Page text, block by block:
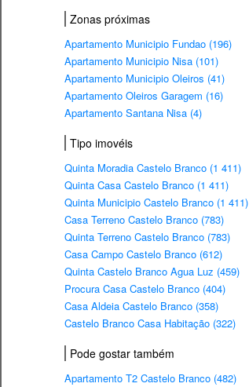
Zonas próximas
Apartamento Municipio Fundao (196)
Apartamento Municipio Nisa (101)
Apartamento Municipio Oleiros (41)
Apartamento Oleiros Garagem (16)
Apartamento Santana Nisa (4)
Tipo imovéis
Quinta Moradia Castelo Branco (1 411)
Quinta Casa Castelo Branco (1 411)
Quinta Municipio Castelo Branco (1 411)
Casa Terreno Castelo Branco (783)
Quinta Terreno Castelo Branco (783)
Casa Campo Castelo Branco (612)
Quinta Castelo Branco Agua Luz (459)
Procura Casa Castelo Branco (404)
Casa Aldeia Castelo Branco (358)
Castelo Branco Casa Habitação (322)
Pode gostar também
Apartamento T2 Castelo Branco (482)